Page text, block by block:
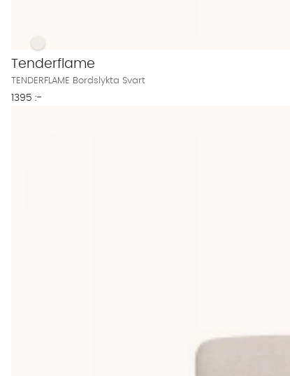
TENDERFLAME Bordslykta Svart Finns även i dessa
TENDERFLAME Bordslykta Svart
Tenderflame
TENDERFLAME Bordslykta Svart
1395 :-